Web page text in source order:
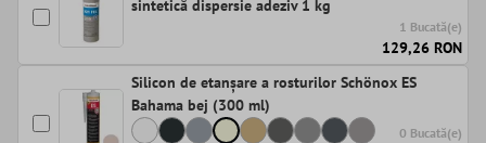
sintetică dispersie adeziv 1 kg
1 Bucată(e)
129,26 RON
Silicon de etanșare a rosturilor Schönox ES
Bahama bej (300 ml)
0 Bucată(e)